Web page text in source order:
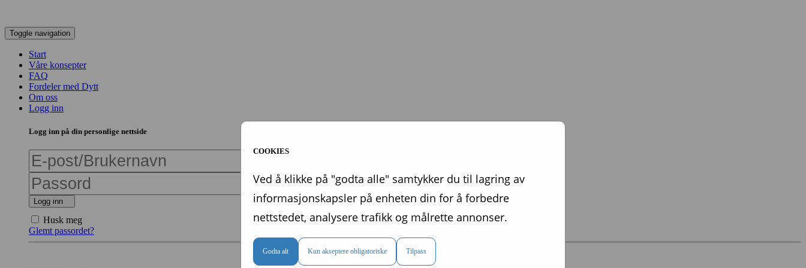
Toggle navigation
Start
Våre konsepter
FAQ
Fordeler med Dytt
Om oss
Logg inn
Logg inn på din personlige nettside
Logg inn
Husk meg
Glemt passordet?
COOKIES
Ved å klikke på "godta alle" samtykker du til lagring av
informasjonskapsler på enheten din for å forbedre
nettstedet, analysere trafikk og målrette annonser.
Godta alt Kun akseptere obligatoriske Tilpass